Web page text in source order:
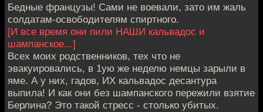
Бедные французы! Сами не воевали, зато им жаль
солдатам-освободителям спиртного.
[И все время они пили НАШИ кальвадос и
шампанское...]
Всех моих родственников, тех что не
эвакуировались, в 1ую же неделю немцы зарыли в
яме. А у них, гадов, ИХ кальвадос десантура
выпила! И как они без шампанского пережили взятие
Берлина? Это такой стресс - столько убитых.